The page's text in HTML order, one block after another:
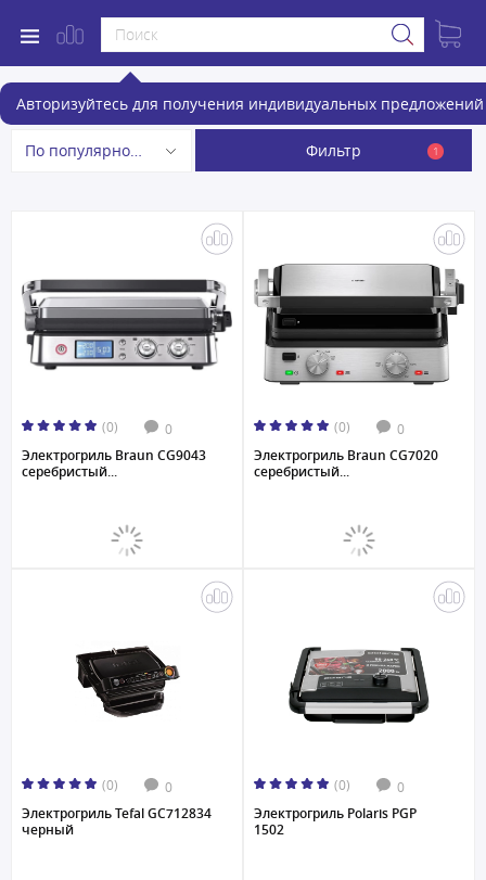
Авторизуйтесь для получения индивидуальных предложений
Электрогрили
По популярности Фильтр 1
(0) 0
Электрогриль Braun CG9043
серебристый...
(0) 0
Электрогриль Braun CG7020
серебристый...
(0) 0
Электрогриль Tefal GC712834
черный
(0) 0
Электрогриль Polaris PGP
1502